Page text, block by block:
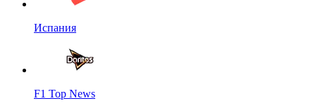
Испания
F1 Top News